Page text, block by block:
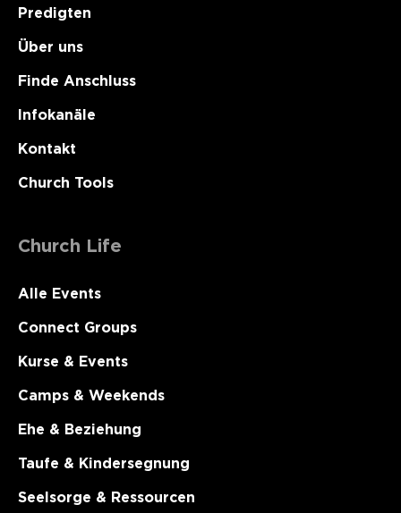
Predigten
Über uns
Finde Anschluss
Infokanäle
Kontakt
Church Tools
Church Life
Alle Events
Connect Groups
Kurse & Events
Camps & Weekends
Ehe & Beziehung
Taufe & Kindersegnung
Seelsorge & Ressourcen